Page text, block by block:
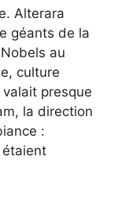
Alterara
géants de la
au
culture
valait presque
la direction
: